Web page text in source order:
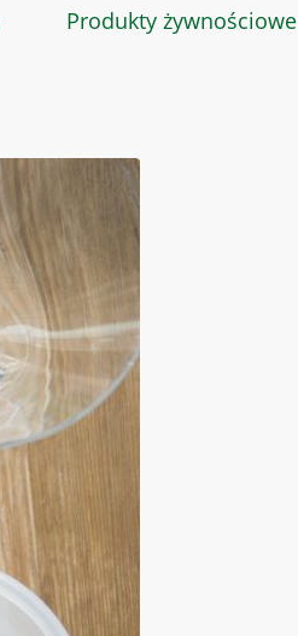
Produkty żywnościowe